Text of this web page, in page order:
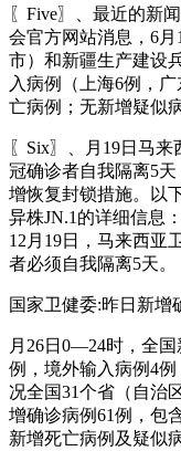
〖Five〗、最近的新
会官方网站消息，6
市）和新疆生产建设
入病例（上海6例，
亡病例；无新增疑似
〖Six〗、月19日马
冠确诊者自我隔离5
增恢复封锁措施。以
异株JN.1的详细信息
12月19日，马来西亚
者必须自我隔离5天。
国家卫健委:昨日新增
月26日0—24时，全
例，境外输入病例4
况全国31个省（自治
增确诊病例61例，包
新增死亡病例及疑似